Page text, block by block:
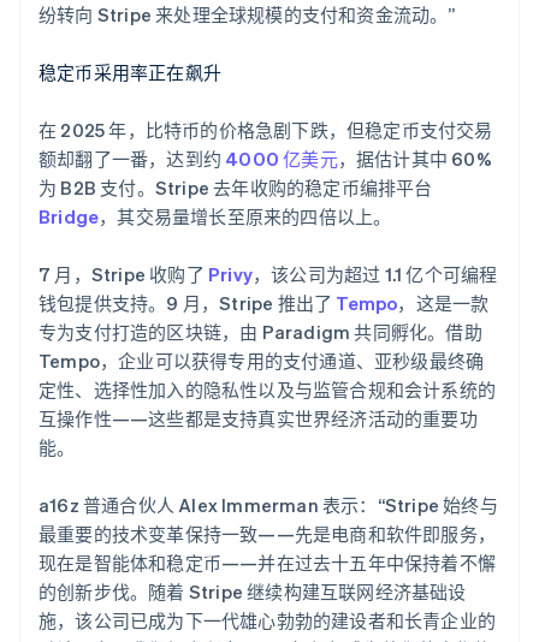
纷转向 Stripe 来处理全球规模的支付和资金流动。”
稳定币采用率正在飙升
在 2025 年，比特币的价格急剧下跌，但稳定币支付交易
额却翻了一番，达到约 4000 亿美元，据估计其中 60%
为 B2B 支付。Stripe 去年收购的稳定币编排平台
Bridge，其交易量增长至原来的四倍以上。
7 月，Stripe 收购了 Privy，该公司为超过 1.1 亿个可编程
钱包提供支持。9 月，Stripe 推出了 Tempo，这是一款
专为支付打造的区块链，由 Paradigm 共同孵化。借助
Tempo，企业可以获得专用的支付通道、亚秒级最终确
定性、选择性加入的隐私性以及与监管合规和会计系统的
互操作性——这些都是支持真实世界经济活动的重要功
能。
a16z 普通合伙人 Alex Immerman 表示：“Stripe 始终与
最重要的技术变革保持一致——先是电商和软件即服务，
现在是智能体和稳定币——并在过去十五年中保持着不懈
的创新步伐。随着 Stripe 继续构建互联网经济基础设
施，该公司已成为下一代雄心勃勃的建设者和长青企业的
挪威
葡萄牙
PortuguêsEnglish
日本語English
瑞典
SvenskaEnglish
瑞士
Deutsch FrançaisItalianoEnglish
English
斯洛伐克
English
斯洛文尼亚
EnglishItaliano
泰国
ไทยEnglish
西班牙
EspañolEnglish
新加坡
English简体中文
新西兰
English